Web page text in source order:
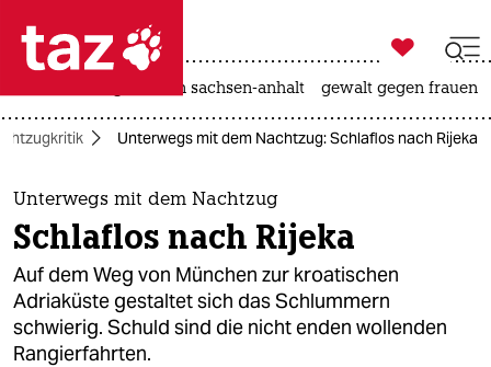
 taz zahl ich
taz zahl ich
themen
politik
öko
gesellschaft

taz zahl ich
landtagswahl in sachsen-anhalt gewalt gegen frauen
Unterwegs mit dem Nachtzug: Schlaflos nach Rijeka
Unterwegs mit dem Nachtzug
Schlaflos nach Rijeka
Auf dem Weg von München zur kroatischen
Adriaküste gestaltet sich das Schlummern
schwierig. Schuld sind die nicht enden wollenden
Rangierfahrten.